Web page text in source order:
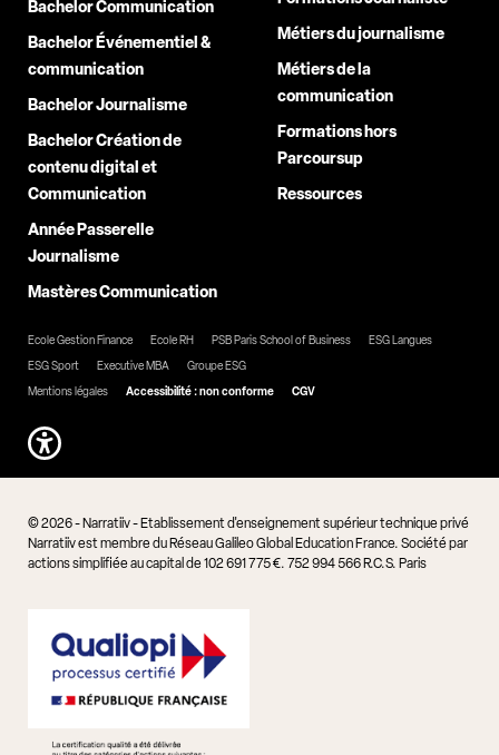
Bachelor Communication
Bachelor Événementiel &
communication
Bachelor Journalisme
Bachelor Création de
contenu digital et
Communication
Année Passerelle
Journalisme
Mastères Communication
Métiers du journalisme
Métiers de la
communication
Formations hors
Parcoursup
Ressources
Ecole Gestion Finance Ecole RH PSB Paris School of Business
ESG Langues
ESG Sport
Executive MBA
Groupe ESG
Mentions légales
Accessibilité : non conforme CGV
© 2026 - Narratiiv - Etablissement d'enseignement supérieur technique privé
Narratiiv est membre du Réseau Galileo Global Education France. Société par
actions simplifiée au capital de 102 691 775 €. 752 994 566 R.C.S. Paris